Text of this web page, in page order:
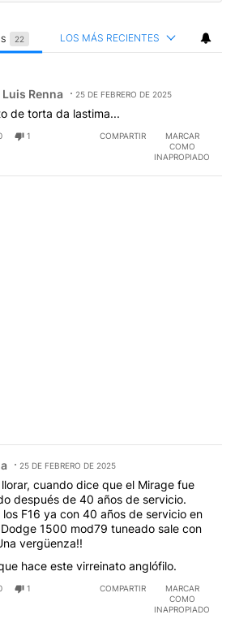
22 LOS MÁS RECIENTES
Renna 25 DE FEBRERO DE 2025
de torta da lastima...
1 COMPARTIR
MARCAR
COMO
INAPROPIADO
25 DE FEBRERO DE 2025
cuando dice que el Mirage fue
después de 40 años de servicio.
F16 ya con 40 años de servicio en
Dodge 1500 mod79 tuneado sale con
vergüenza!!
hace este virreinato anglófilo.
1 COMPARTIR
MARCAR
COMO
INAPROPIADO